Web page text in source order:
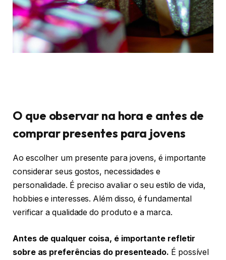
O que observar na hora e antes de
comprar presentes para jovens
Ao escolher um presente para jovens, é importante
considerar seus gostos, necessidades e
personalidade. É preciso avaliar o seu estilo de vida,
hobbies e interesses. Além disso, é fundamental
verificar a qualidade do produto e a marca.
Antes de qualquer coisa, é importante refletir
sobre as preferências do presenteado. É possível